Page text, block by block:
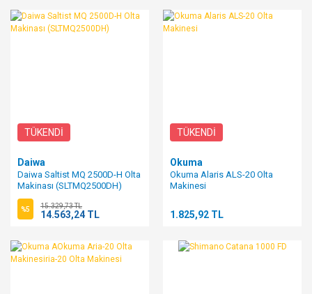
TÜKENDİ
Daiwa
Daiwa Saltist MQ 2500D-H Olta
Makinası (SLTMQ2500DH)
%5 15.329,73 TL
14.563,24 TL
TÜKENDİ
Okuma
Okuma Alaris ALS-20 Olta
Makinesi
1.825,92 TL